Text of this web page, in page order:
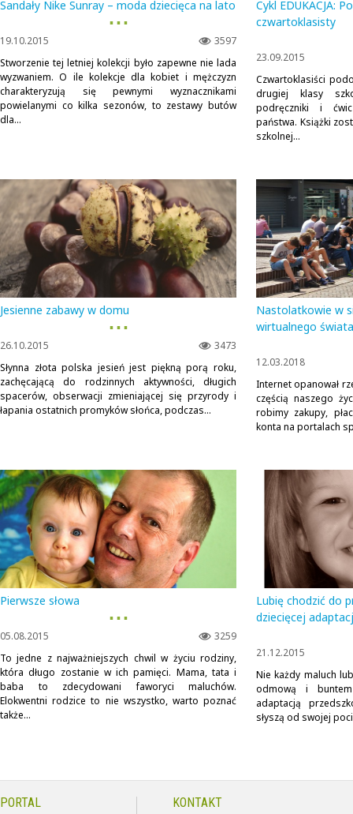
Sandały Nike Sunray – moda dziecięca na lato
▪ ▪ ▪
3597
19.10.2015
Stworzenie tej letniej kolekcji było zapewne nie lada
wyzwaniem. O ile kolekcje dla kobiet i mężczyzn
charakteryzują się pewnymi wyznacznikami
powielanymi co kilka sezonów, to zestawy butów
dla...
Cykl EDUKACJA:
czwartoklasisty
23.09.2015
Czwartoklasiści
drugiej klasy
podręczniki i
państwa. Książki
szkolnej...
Jesienne zabawy w domu
▪ ▪ ▪
3473
26.10.2015
Słynna złota polska jesień jest piękną porą roku,
zachęcającą do rodzinnych aktywności, długich
spacerów, obserwacji zmieniającej się przyrody i
łapania ostatnich promyków słońca, podczas...
Nastolatkowie w
wirtualnego świata
12.03.2018
Internet opanował
częścią naszego
robimy zakupy,
konta na portalach
Pierwsze słowa
▪ ▪ ▪
3259
05.08.2015
To jedne z najważniejszych chwil w życiu rodziny,
która długo zostanie w ich pamięci. Mama, tata i
baba to zdecydowani faworyci maluchów.
Elokwentni rodzice to nie wszystko, warto poznać
także...
Lubię chodzić do
dziecięcej
21.12.2015
Nie każdy maluch
odmową i
adaptacją
słyszą od swojej
PORTAL KONTAKT